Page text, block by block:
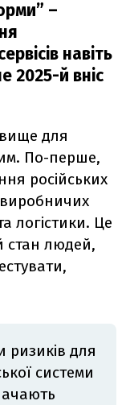
–
навіть
2025-й вніс
для
По-перше,
російських
логістики. Це
стан людей,
ризиків для
системи